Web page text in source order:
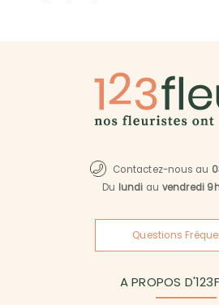
Contactez-nous au
Du lundi au vendredi
Questions
A PROPOS